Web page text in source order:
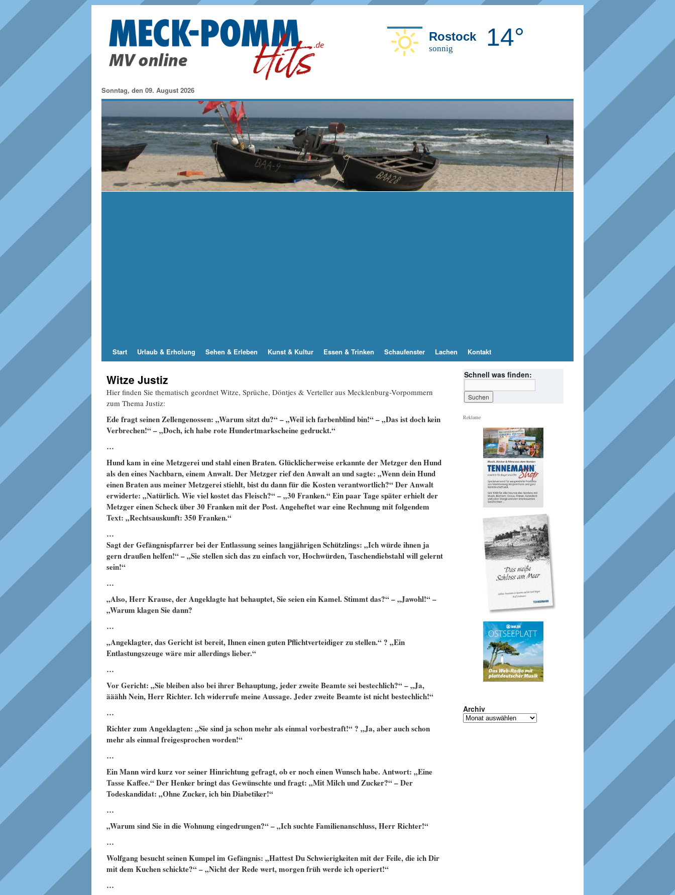
Sonntag, den 09. August 2026
Rostock
sonnig 14°
Start Urlaub & Erholung Sehen & Erleben Kunst & Kultur Essen & Trinken Schaufenster Lachen Kontakt
Witze Justiz
Hier finden Sie thematisch geordnet Witze, Sprüche, Döntjes & Verteller aus Mecklenburg-Vorpommern
zum Thema Justiz:
Ede fragt seinen Zellengenossen: „Warum sitzt du?“ – „Weil ich farbenblind bin!“ – „Das ist doch kein
Verbrechen!“ – „Doch, ich habe rote Hundertmarkscheine gedruckt.“
…
Hund kam in eine Metzgerei und stahl einen Braten. Glücklicherweise erkannte der Metzger den Hund
als den eines Nachbarn, einem Anwalt. Der Metzger rief den Anwalt an und sagte: „Wenn dein Hund
einen Braten aus meiner Metzgerei stiehlt, bist du dann für die Kosten verantwortlich?“ Der Anwalt
erwiderte: „Natürlich. Wie viel kostet das Fleisch?“ – „30 Franken.“ Ein paar Tage später erhielt der
Metzger einen Scheck über 30 Franken mit der Post. Angeheftet war eine Rechnung mit folgendem
Text: „Rechtsauskunft: 350 Franken.“
…
Sagt der Gefängnispfarrer bei der Entlassung seines langjährigen Schützlings: „Ich würde ihnen ja
gern draußen helfen!“ – „Sie stellen sich das zu einfach vor, Hochwürden, Taschendiebstahl will gelernt
sein!“
…
„Also, Herr Krause, der Angeklagte hat behauptet, Sie seien ein Kamel. Stimmt das?“ – „Jawohl!“ –
„Warum klagen Sie dann?
…
„Angeklagter, das Gericht ist bereit, Ihnen einen guten Pflichtverteidiger zu stellen.“ ? „Ein
Entlastungszeuge wäre mir allerdings lieber.“
…
Vor Gericht: „Sie bleiben also bei ihrer Behauptung, jeder zweite Beamte sei bestechlich?“ – „Ja,
ääähh Nein, Herr Richter. Ich widerrufe meine Aussage. Jeder zweite Beamte ist nicht bestechlich!“
…
Richter zum Angeklagten: „Sie sind ja schon mehr als einmal vorbestraft!“ ? „Ja, aber auch schon
mehr als einmal freigesprochen worden!“
…
Ein Mann wird kurz vor seiner Hinrichtung gefragt, ob er noch einen Wunsch habe. Antwort: „Eine
Tasse Kaffee.“ Der Henker bringt das Gewünschte und fragt: „Mit Milch und Zucker?“ – Der
Todeskandidat: „Ohne Zucker, ich bin Diabetiker!“
…
„Warum sind Sie in die Wohnung eingedrungen?“ – „Ich suchte Familienanschluss, Herr Richter!“
…
Wolfgang besucht seinen Kumpel im Gefängnis: „Hattest Du Schwierigkeiten mit der Feile, die ich Dir
mit dem Kuchen schickte?“ – „Nicht der Rede wert, morgen früh werde ich operiert!“
…
Schnell was finden:
Reklame
Archiv